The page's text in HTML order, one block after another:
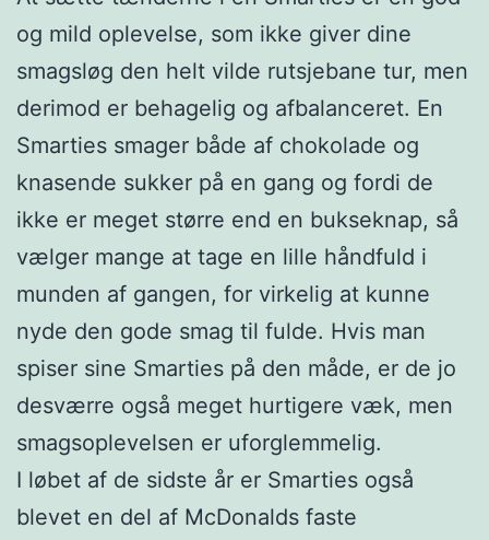
og mild oplevelse, som ikke giver dine
smagsløg den helt vilde rutsjebane tur, men
derimod er behagelig og afbalanceret. En
Smarties smager både af chokolade og
knasende sukker på en gang og fordi de
ikke er meget større end en bukseknap, så
vælger mange at tage en lille håndfuld i
munden af gangen, for virkelig at kunne
nyde den gode smag til fulde. Hvis man
spiser sine Smarties på den måde, er de jo
desværre også meget hurtigere væk, men
smagsoplevelsen er uforglemmelig.
I løbet af de sidste år er Smarties også
blevet en del af McDonalds faste